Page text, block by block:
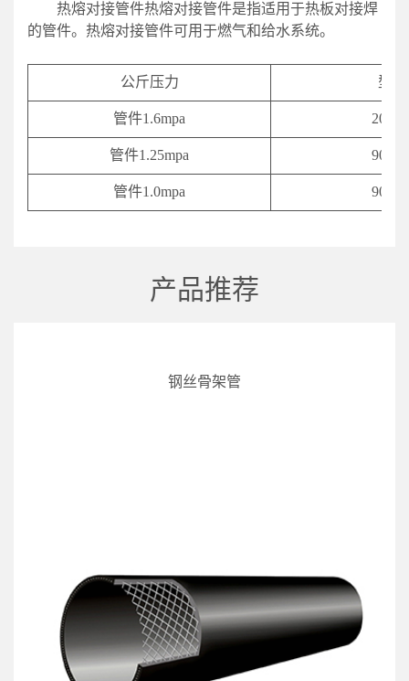
热熔对接管件热熔对接管件是指适用于热板对接焊
的管件。热熔对接管件可用于燃气和给水系统。
公斤压力 型号
管件1.6mpa 20-
管件1.25mpa 90-
管件1.0mpa 90-
产品推荐
钢丝骨架管